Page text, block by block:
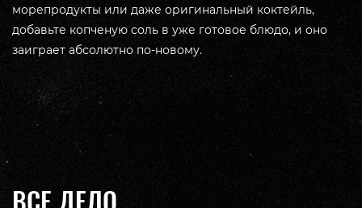
морепродукты или даже оригинальный коктейль,
добавьте копченую соль в уже готовое блюдо, и оно
заиграет абсолютно по-новому.